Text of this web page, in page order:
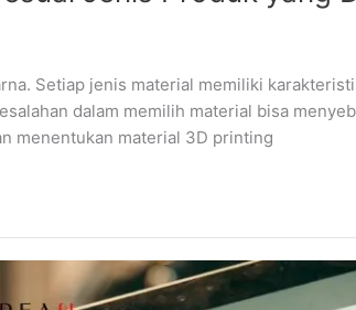
Setiap jenis material memiliki
dalam memilih material bisa
menentukan material 3D printing